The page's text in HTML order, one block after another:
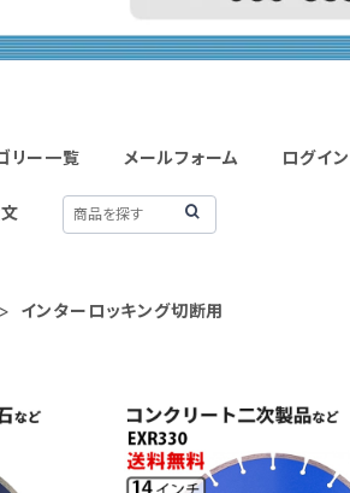
リー一覧 メールフォーム ログイン
インターロッキング切断用